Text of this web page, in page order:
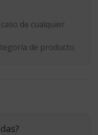
caso de cualquier
de producto.